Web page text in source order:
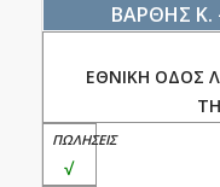
ΒΑΡΘΗΣ Κ.
ΕΘΝΙΚΗ ΟΔΟΣ
√